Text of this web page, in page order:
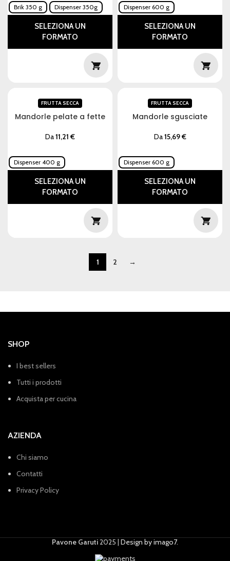
Brik 350 g Dispenser 350g
SELEZIONA UN
FORMATO
Dispenser 600 g
SELEZIONA UN
FORMATO
Mandorle pelate a fette
FRUTTA SECCA
Da11,21€
Dispenser 400 g
SELEZIONA UN
FORMATO
Mandorle sgusciate
FRUTTA SECCA
Da15,69€
Dispenser 600 g
SELEZIONA UN
FORMATO
1 2 →
SHOP
I best sellers
Tutti i prodotti
Acquista per cucina
AZIENDA
Chi siamo
Contatti
Privacy Policy
Pavone Garuti2025 | Design by imago7.